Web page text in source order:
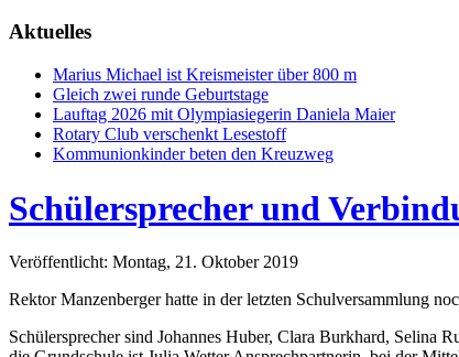
Aktuelles
Marius Michael ist Kreismeister über 800 m
Gleich zwei runde Geburtstage
Lauftag 2026 mit Olympiasiegerin Daniela Maier
Rotary Club verschenkt Lesestoff
Kommunionkinder beten den Kreuzweg
Schülersprecher und
Veröffentlicht: Montag, 21. Oktober 2019
Rektor Manzenberger hatte in der letzten Schulversammlung
Schülersprecher sind Johannes Huber, Clara Burkhard, Selina